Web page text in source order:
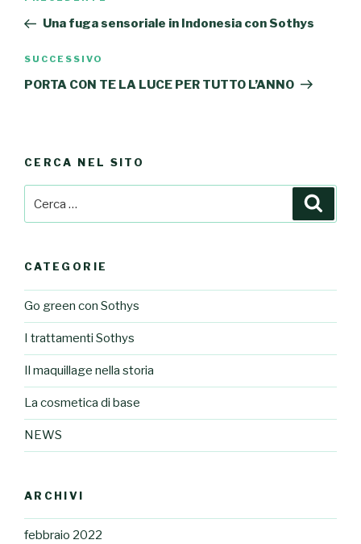
precedente:
Una fuga sensoriale in Indonesia con Sothys
Articolo
successivo
SUCCESSIVO
PORTA CON TE LA LUCE PER TUTTO L’ANNO
CERCA NEL SITO
CATEGORIE
Go green con Sothys
I trattamenti Sothys
Il maquillage nella storia
La cosmetica di base
NEWS
ARCHIVI
febbraio 2022